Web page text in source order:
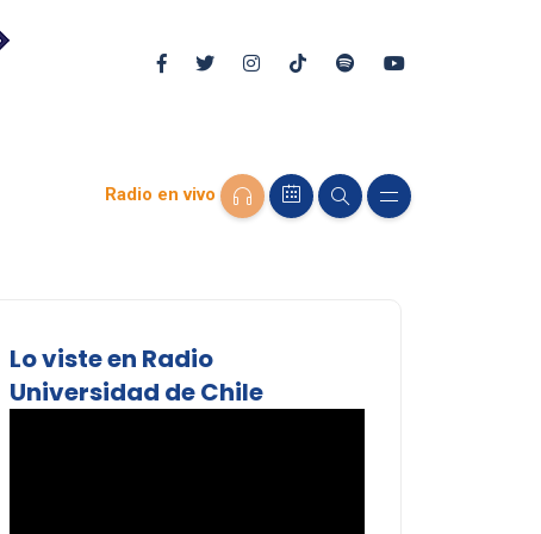
Radio en vivo
Lo viste en Radio
Universidad de Chile